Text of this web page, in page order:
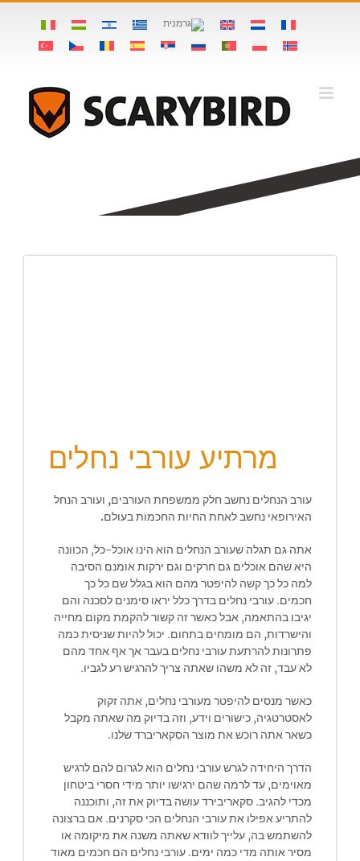
Skip
מרתיע עורבי נחלים
עורב הנחלים נחשב חלק ממשפחת העורבים, ועורב הנחל
האירופאי נחשב לאחת החיות החכמות בעולם.
אתה גם תגלה שעורב הנחלים הוא הינו אוכל-כל, הכוונה
היא שהם אוכלים גם חרקים וגם ירקות אומנם הסיבה
למה כל כך קשה להיפטר מהם הוא בגלל שם כל כך
חכמים. עורבי נחלים בדרך כלל יראו סימנים לסכנה והם
יגיבו בהתאמה, אבל כאשר זה קשור להקמת מקום מחייה
והישרדות, הם מומחים בתחום. יכול להיות שניסית כמה
פתרונות להרתעת עורבי נחלים בעבר אך אף אחד מהם
לא עבד, זה לא משהו שאתה צריך להרגיש רע לגביו.
כאשר מנסים להיפטר מעורבי נחלים, אתה זקוק
לאסטרטגיה, כישורים וידע, וזה בדיוק מה שאתה מקבל
כשאר אתה רוכש את מוצר הסקאריברד שלנו.
הדרך היחידה לגרש עורבי נחלים הוא לגרום להם לרגיש
מאוימים, עד לרמה שהם ירגישו יותר מידי חסרי ביטחון
מכדי להגיב. סקאריבירד עושה בדיוק את זה, ותוכננה
להתריע אפילו את עורבי הנחלים הכי סקרנים. אם ברצונה
להשתמש בה, עלייך לוודא שאתה משנה את מיקומה או
מסיר אותה מדי כמה ימים. עורבי נחלים הם חכמים מאוד